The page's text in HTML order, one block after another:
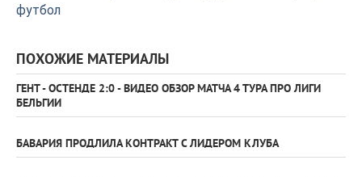
футбол
ПОХОЖИЕ МАТЕРИАЛЫ
ГЕНТ - ОСТЕНДЕ 2:0 - ВИДЕО ОБЗОР МАТЧА 4 ТУРА ПРО ЛИГИ
БЕЛЬГИИ
БАВАРИЯ ПРОДЛИЛА КОНТРАКТ С ЛИДЕРОМ КЛУБА